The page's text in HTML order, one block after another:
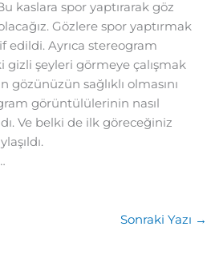
kaslara spor yaptırarak göz
Gözlere spor yaptırmak
edildi. Ayrıca stereogram
şeyleri görmeye çalışmak
gözünüzün sağlıklı olmasını
görüntülülerinin nasıl
Ve belki de ilk göreceğiniz
Sonraki Yazı →